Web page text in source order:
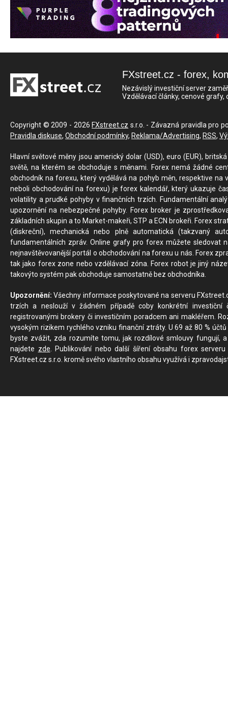
FXstreet.cz - forex,
Nezávislý investiční server
Vzdělávací články, cenové
Copyright © 2009 - 2026 FXstreet.cz s.r.o. - Závazná pravidla pro
Pravidla diskuse, Obchodní podmínky, Reklama/Advertising, RSS,
Hlavní světové měny jsou americký dolar (USD), euro (EUR),
světě, na kterém se obchoduje s měnami. Forex nemá žádné
obchodník na forexu, který vydělává na pohyb měn, respektive
neboli obchodování na forexu) je forex kalendář, který ukazuje
volatility a prudké pohyby v finančních trzích. Fundamentální
upozornění na nebezpečné pohyby. Forex broker je
základních skupin a to Market-makeři, STP a ECN brokeři. Forex
(diskreční), mechanická nebo plně automatická (takzvaný
fundamentálních zpráv. Online grafy pro forex můžete sledovat
nejnavštěvovanější portál o obchodování na forexu u nás. Forex
tak jako forex zone nebo vzdělávací zóna. Forex robot je jiný
takovýto systém pak obchoduje samostatně bez obchodníka.
Upozornění: Všechny informace poskytované na serveru
trzích a neslouží v žádném případě coby konkrétní investiční
registrovanými brokery či investičním poradcem ani makléřem.
vysokým rizikem rychlého vzniku finanční ztráty. U 69 až 80 %
byste zvážit, zda rozumíte tomu, jak rozdílové smlouvy fungují,
najdete zde. Publikování nebo další šíření obsahu forex
FXstreet.cz s.r.o. kromě svého vlastního obsahu využívá i